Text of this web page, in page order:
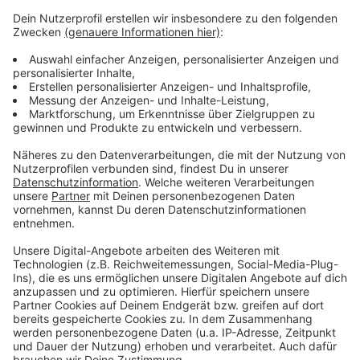
Sorgen, alles wird gut! Auf rauer See braucht man
einen erfahrenen Kapitän, der einen in den sicheren
Hafen der guten Laune schippert. Atzes Mantra für ein
glückliches Leben: "Lass' mich mal machen." Also volle
Kaltstart 24.
Anzeige
Anzeige